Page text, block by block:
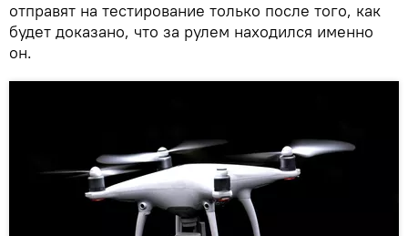
отправят на тестирование только после того, как
будет доказано, что за рулем находился именно
он.